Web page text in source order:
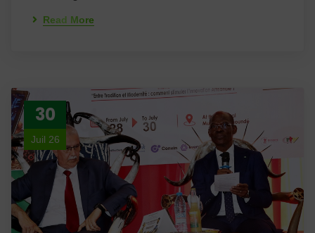
Read More
30
Juil 26